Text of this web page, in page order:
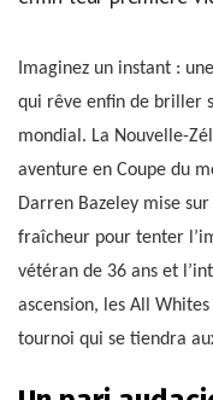
Imaginez un instant :
qui rêve enfin de briller
mondial. La Nouvelle-
aventure en Coupe du
Darren Bazeley mise
fraîcheur pour tenter
vétéran de 36 ans et
ascension, les All
tournoi qui se tiendra